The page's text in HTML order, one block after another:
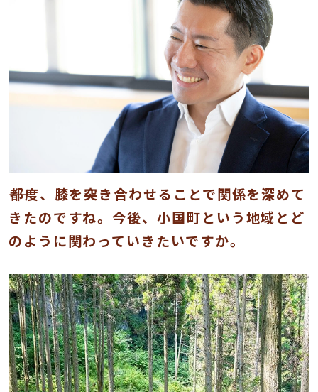
――都度、膝を突き合わせることで関係を深めて
きたのですね。今後、小国町という地域とど
のように関わっていきたいですか。